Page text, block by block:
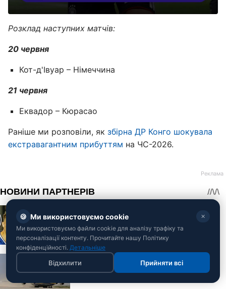
Розклад наступних матчів:
20 червня
Кот-д'Івуар – Німеччина
21 червня
Еквадор – Кюрасао
Раніше ми розповіли, як збірна ДР Конго шокувала
екстравагантним прибуттям на ЧС-2026.
🍪 Ми використовуємо cookie ✕
Ми використовуємо файли cookie для аналізу трафіку та
персоналізації контенту. Прочитайте нашу Політику
конфіденційності. Детальніше
Відхилити Прийняти всі